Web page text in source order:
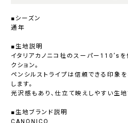
■シーズン
通年
■生地説明
イタリアカノニコ社のスーパー110’s
クション。
ペンシルストライプは信頼できる印象を
します。
光沢感もあり、仕立て映えしやすい生地
■生地ブランド説明
CANONICO